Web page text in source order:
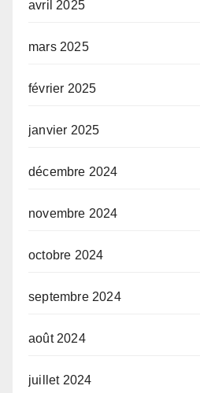
avril 2025
mars 2025
février 2025
janvier 2025
décembre 2024
novembre 2024
octobre 2024
septembre 2024
août 2024
juillet 2024